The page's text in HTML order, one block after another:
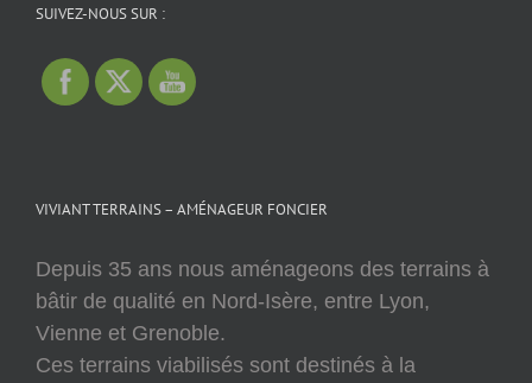
SUIVEZ-NOUS SUR :
VIVIANT TERRAINS – AMÉNAGEUR FONCIER
Depuis 35 ans nous aménageons des terrains à
bâtir de qualité en Nord-Isère, entre Lyon,
Vienne et Grenoble.
Ces terrains viabilisés sont destinés à la